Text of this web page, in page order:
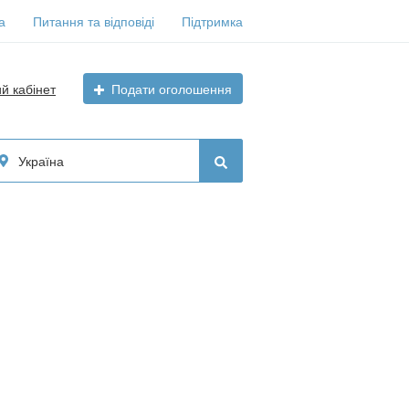
Питання та відповіді Підтримка
кабінет Подати оголошення
Україна